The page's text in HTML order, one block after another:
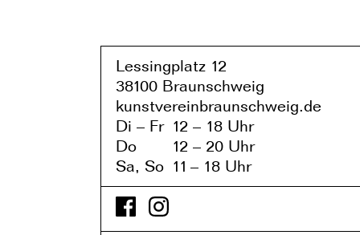
Lessingplatz 12
38100 Braunschweig
kunstvereinbraunschweig.de
Di – Fr
Do
Sa, So
12 – 18 Uhr
12 – 20 Uhr
11– 18 Uhr